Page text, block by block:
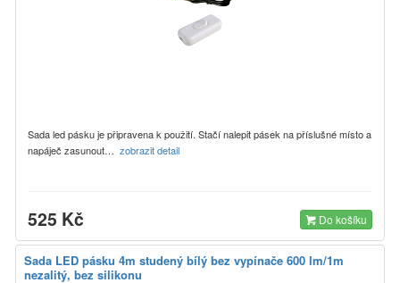
Sada led pásku je připravena k použití. Stačí nalepit pásek na příslušné místo a
napáječ zasunout… zobrazit detail
525 Kč Do košíku
Sada LED pásku 4m studený bílý bez vypínače 600 lm/1m
nezalitý, bez silikonu